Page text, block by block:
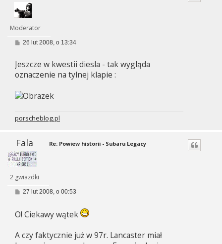
Moderator
P
t
26 lut 2008, o 13:34
Jeszcze w kwestii diesla - tak wygląda
oznaczenie na tylnej klapie :
porscheblog.pl
Fala
2 gwiazdki
Re: Powiew historii - Subaru Legacy
P
t
27 lut 2008, o 00:53
O! Ciekawy wątek
A czy faktycznie już w 97r. Lancaster miał